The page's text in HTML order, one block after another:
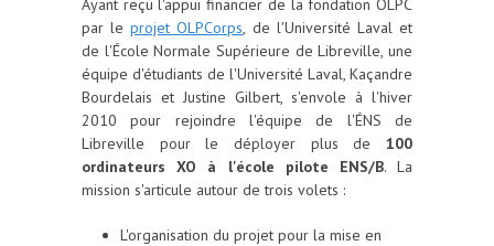
par leprojet OLPCorps , de l'Université Laval et
de l'École Normale Supérieure de Libreville, une
équipe d'étudiants de l'Université Laval, Kaçandre
Bourdelais et Justine Gilbert, s'envole à l'hiver
2010 pour rejoindre l'équipe de l'ÉNS de
Libreville pour le déployer plus de 100
ordinateurs XO à l'école pilote ENS/B. La
mission s'articule autour de trois volets :
L'organisation du projet pour la mise en